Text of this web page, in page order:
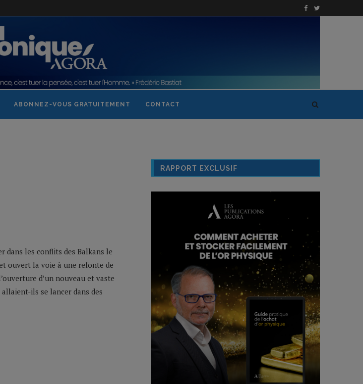
ABONNEZ-VOUS GRATUITEMENT CONTACT
dans les conflits des Balkans le
ouvert la voie à une refonte de
d’un nouveau et vaste
allaient-ils se lancer dans des
RAPPORT EXCLUSIF